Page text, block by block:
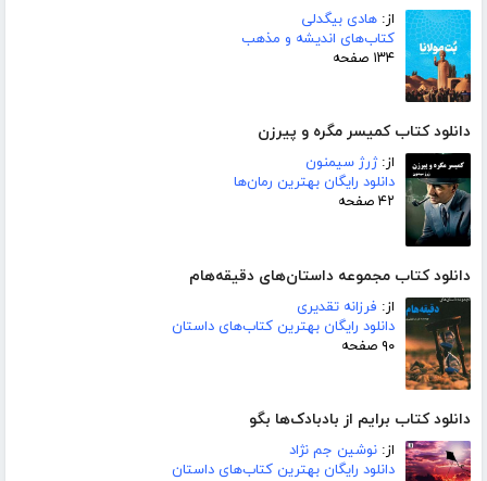
از: هادی بیگدلی
کتاب‌های اندیشه و مذهب
۱۳۴ صفحه
دانلود کتاب کمیسر مگره و پیرزن
از:ژرژ سیمنون
دانلود رایگان بهترین رمان‌ها
۴۲ صفحه
دانلود کتاب مجموعه داستان‌های دقیقه‌هام
از: فرزانه تقدیری
دانلود رایگان بهترین کتاب‌های داستان
۹۰ صفحه
دانلود کتاب برایم از بادبادک‌ها بگو
از: نوشین جم نژاد
دانلود رایگان بهترین کتاب‌های داستان